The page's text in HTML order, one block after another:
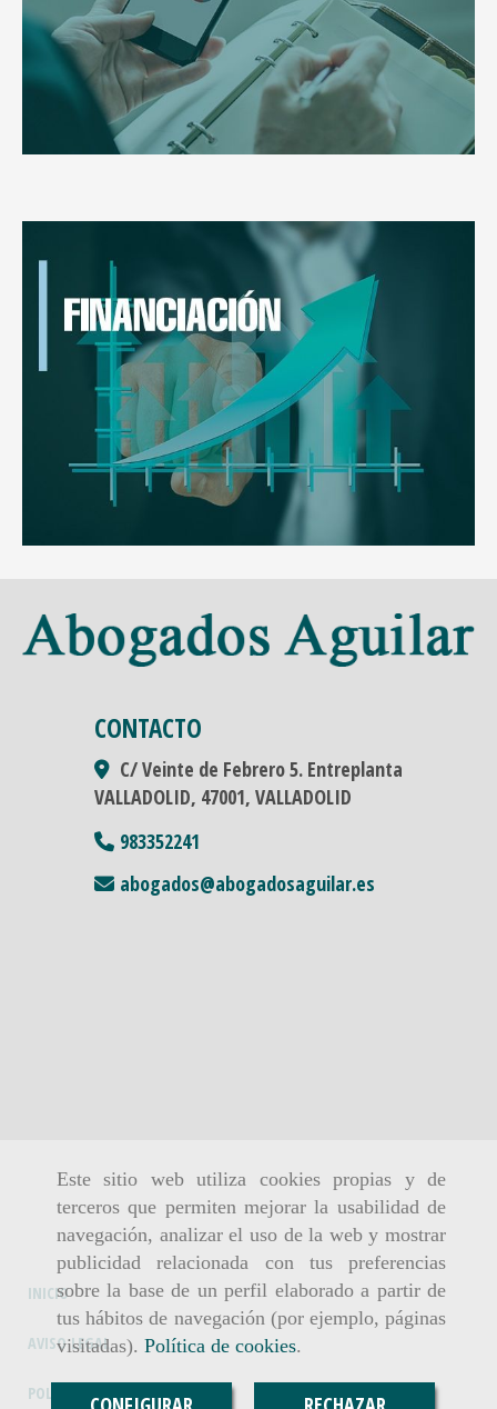
Este sitio web utiliza cookies propias y de
terceros que permiten mejorar la usabilidad de
navegación, analizar el uso de la web y mostrar
publicidad relacionada con tus preferencias
sobre la base de un perfil elaborado a partir de
tus hábitos de navegación (por ejemplo, páginas
visitadas). Política de cookies.
CONTACTO
C/ Veinte de Febrero 5. Entreplanta
VALLADOLID, 47001, VALLADOLID
983352241
abogados
abogadosaguilar.es
INICIO
AVISO LEGAL
POLÍTICA DE COOKIES